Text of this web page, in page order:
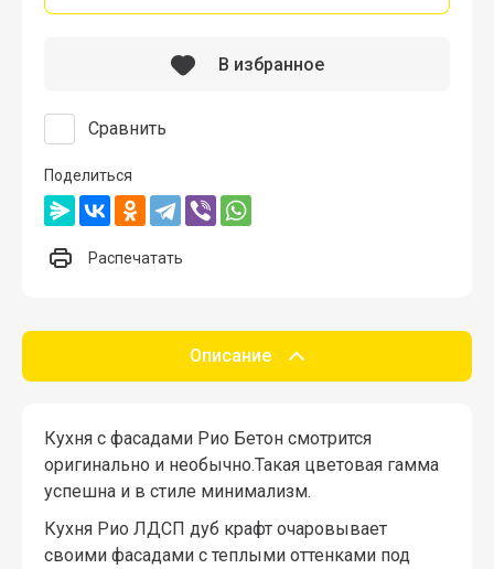
Сравнить
В избранное
Поделиться
Распечатать
Описание
Кухня с фасадами Рио Бетон смотрится
оригинально и необычно.Такая цветовая гамма
успешна и в стиле минимализм.
Кухня Рио ЛДСП дуб крафт очаровывает
своими фасадами с теплыми оттенками под